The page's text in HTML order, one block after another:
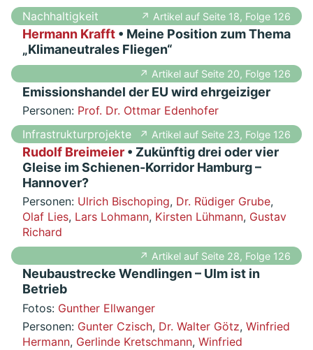
Nachhaltigkeit ↗ Artikel auf Seite 18, Folge 126
Hermann Krafft• Meine Position zum Thema
„Klimaneutrales Fliegen“
↗ Artikel auf Seite 20, Folge 126
Emissionshandel der EU wird ehrgeiziger
Personen: Prof. Dr. Ottmar Edenhofer
Infrastrukturprojekte
↗ Artikel auf Seite 23, Folge 126
Rudolf Breimeier• Zukünftig drei oder vier
Gleise im Schienen-Korridor Hamburg –
Hannover?
Personen: Ulrich Bischoping, Dr. Rüdiger Grube,
Olaf Lies, Lars Lohmann, Kirsten Lühmann, Gustav
Richard
↗ Artikel auf Seite 28, Folge 126
Neubaustrecke Wendlingen – Ulm ist in
Betrieb
Fotos: Gunther Ellwanger
Personen: Gunter Czisch, Dr. Walter Götz, Winfried
Hermann, Gerlinde Kretschmann, Winfried